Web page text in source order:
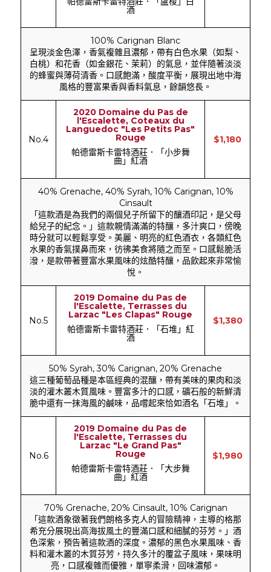
酒
100% Carignan Blanc
呈現淡金色澤，香氣複雜且濃郁，帶有白色水果（如梨、
白桃）和花香（如金銀花、茉莉）的氣息，並伴隨著淡淡
的蜂蜜與薄荷清香。口感飽滿，酸度平衡，展現出地中海
風格的豐富果香與香料氣息，餘韻悠長。
No.4
2020 Domaine du Pas de
l'Escalette, Coteaux du
Languedoc "Les Petits Pas"
Rouge
帕德雷斯卡雷特酒莊．「小步舞
曲」紅酒
$1,180
40% Grenache, 40% Syrah, 10% Carignan, 10%
Cinsault
「這款酒是為我們的兩個兒子所留下的釀酒印記，是父母
給兒子的紀念。」這款親情滿滿的特釀，多汁爽口，傍晚
時分就可以輕鬆享受。美麗、明亮的紅色酒衣，各類紅色
水果的香氣撲鼻而來，彷彿美食將隨之而至。口感鬆脆活
潑，是款帶著豐富水果風味的炫酷特釀，品飲起來非常愉
悅。
No.5
2019 Domaine du Pas de
l'Escalette, Terrasses du
Larzac "Les Clapas" Rouge
帕德雷斯卡雷特酒莊．「石堆」紅
酒
$1,380
50% Syrah, 30% Carignan, 20% Grenache
這三種葡萄品種是本區經典的混釀，帶有美味的果肉和淡
淡的灌木叢木質風味。豐富多汁的口感，礦石般的新鮮清
脆中還有一抹海風的鹹味，品嚐起來恰如酒名「石堆」。
No.6
2019 Domaine du Pas de
l'Escalette, Terrasses du
Larzac "Le Grand Pas"
Rouge
帕德雷斯卡雷特酒莊．「大步舞
曲」紅酒
$1,980
70% Grenache, 20% Cinsault, 10% Carignan
「這款酒象徵著我們朗格多克人的冒險精神，主導的格那
希充分展現出高海拔風土的豐滿口感和細膩的芬芳。」酒
色深紫，預告著這款酒的深度。濃郁的黑色水果風味、香
料和灌木叢的木質芬芳，持久多汁的覆盆子風味，果味明
亮，口感複雜而優雅，單寧柔滑，回味濃郁。